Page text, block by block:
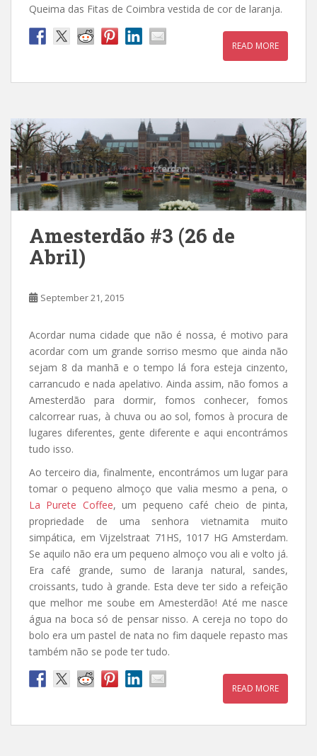
Queima das Fitas de Coimbra vestida de cor de laranja.
READ MORE
Amesterdão #3 (26 de
Abril)
September 21, 2015
Acordar numa cidade que não é nossa, é motivo para
acordar com um grande sorriso mesmo que ainda não
sejam 8 da manhã e o tempo lá fora esteja cinzento,
carrancudo e nada apelativo. Ainda assim, não fomos a
Amesterdão para dormir, fomos conhecer, fomos
calcorrear ruas, à chuva ou ao sol, fomos à procura de
lugares diferentes, gente diferente e aqui encontrámos
tudo isso.
Ao terceiro dia, finalmente, encontrámos um lugar para
tomar o pequeno almoço que valia mesmo a pena, o
La Purete Coffee, um pequeno café cheio de pinta,
propriedade de uma senhora vietnamita muito
simpática, em Vijzelstraat 71HS, 1017 HG Amsterdam.
Se aquilo não era um pequeno almoço vou ali e volto já.
Era café grande, sumo de laranja natural, sandes,
croissants, tudo à grande. Esta deve ter sido a refeição
que melhor me soube em Amesterdão! Até me nasce
água na boca só de pensar nisso. A cereja no topo do
bolo era um pastel de nata no fim daquele repasto mas
também não se pode ter tudo.
READ MORE